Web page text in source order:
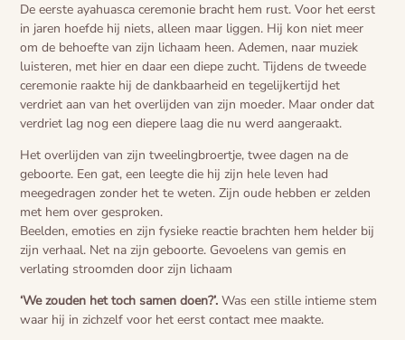
De eerste ayahuasca ceremonie bracht hem rust. Voor het eerst
in jaren hoefde hij niets, alleen maar liggen. Hij kon niet meer
om de behoefte van zijn lichaam heen. Ademen, naar muziek
luisteren, met hier en daar een diepe zucht. Tijdens de tweede
ceremonie raakte hij de dankbaarheid en tegelijkertijd het
verdriet aan van het overlijden van zijn moeder. Maar onder dat
verdriet lag nog een diepere laag die nu werd aangeraakt.
Het overlijden van zijn tweelingbroertje, twee dagen na de
geboorte. Een gat, een leegte die hij zijn hele leven had
meegedragen zonder het te weten. Zijn oude hebben er zelden
met hem over gesproken.
Beelden, emoties en zijn fysieke reactie brachten hem helder bij
zijn verhaal. Net na zijn geboorte. Gevoelens van gemis en
verlating stroomden door zijn lichaam
‘We zouden het toch samen doen?’. Was een stille intieme stem
waar hij in zichzelf voor het eerst contact mee maakte.